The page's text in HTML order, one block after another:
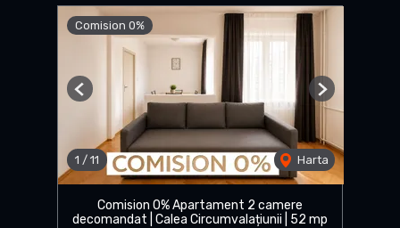
Comision 0%
1 / 11 Harta
Previous Next
Comision 0% Apartament 2 camere
decomandat | Calea Circumvalațiunii | 52 mp